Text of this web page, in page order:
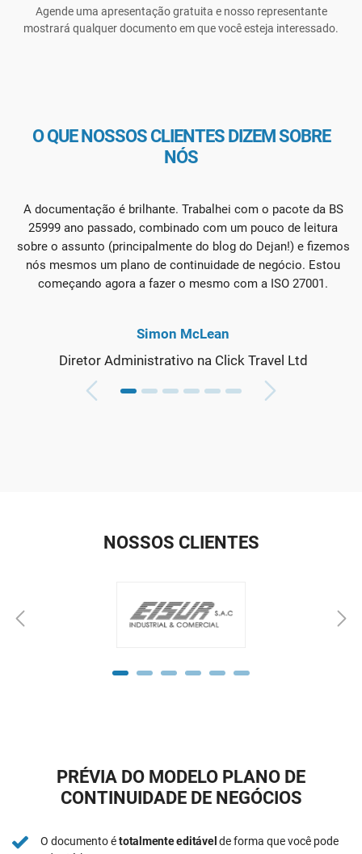
Agende uma apresentação gratuita e nosso representante
mostrará qualquer documento em que você esteja interessado.
O QUE NOSSOS CLIENTES DIZEM SOBRE
NÓS
A documentação é brilhante. Trabalhei com o pacote da BS
25999 ano passado, combinado com um pouco de leitura
sobre o assunto (principalmente do blog do Dejan!) e fizemos
nós mesmos um plano de continuidade de negócio. Estou
começando agora a fazer o mesmo com a ISO 27001.
Simon McLean
Diretor Administrativo na Click Travel Ltd
NOSSOS CLIENTES
PRÉVIA DO MODELO PLANO DE
CONTINUIDADE DE NEGÓCIOS
O documento étotalmente editável de forma que você pode